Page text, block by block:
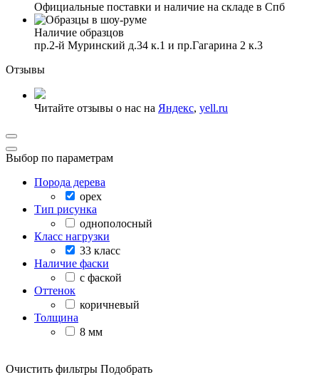
Официальные поставки и наличие на складе в Спб
Наличие образцов
пр.2-й Муринский д.34 к.1 и пр.Гагарина 2 к.3
Отзывы
Читайте отзывы о нас на Яндекс, yell.ru
Выбор по параметрам
Порода дерева
орех
Тип рисунка
однополосный
Класс нагрузки
33 класс
Наличие фаски
с фаской
Оттенок
коричневый
Толщина
8 мм
Очистить фильтры Подобрать